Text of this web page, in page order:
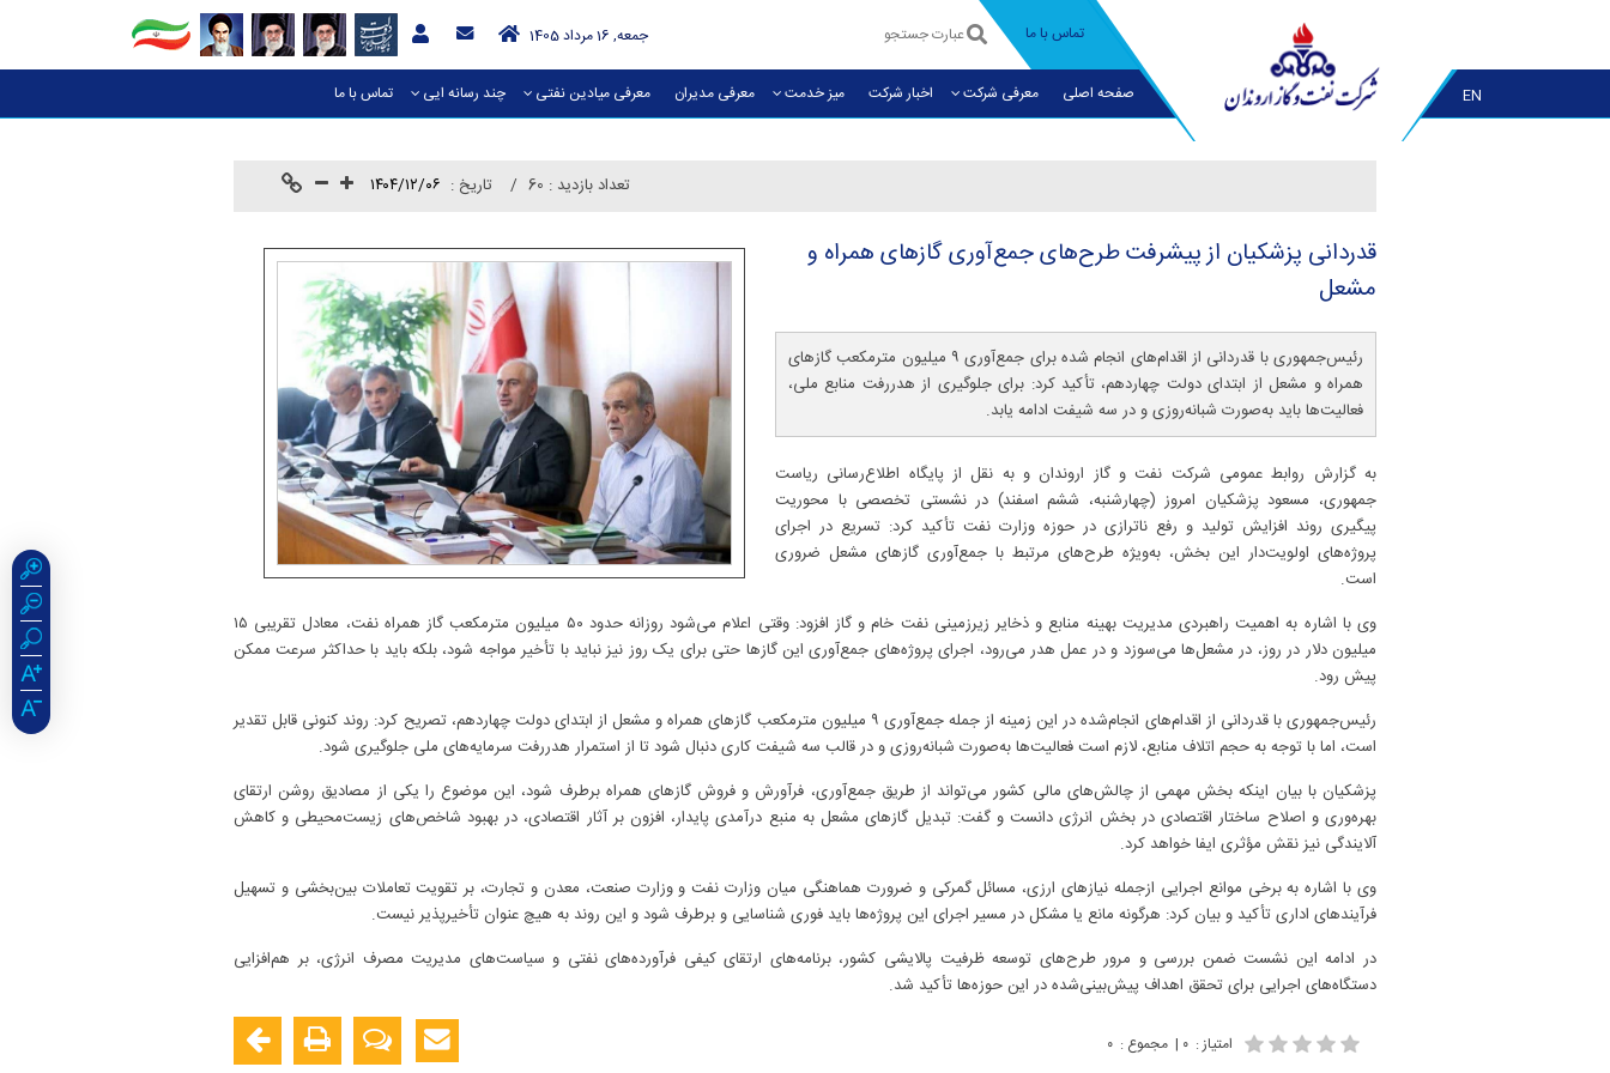
تماس با ما جمعه, 16 مرداد 1405
EN صفحه اصلی معرفی شرکت اخبار شرکت میز خدمت معرفی مديران معرفی میادین نفتی چند رسانه ایی تماس با ما
تاريخ : ۱۴۰۴/۱۲/۰۶ تعداد بازدید : 60
قدردانی پزشكیان از پیشرفت طرح‌های جمع‌آوری گازهای همراه و
مشعل
رئیس‌جمهوری با قدردانی از اقدام‌های انجام شده برای جمع‌آوری ۹ میلیون مترمکعب گازهای
همراه و مشعل از ابتدای دولت چهاردهم، تأکید کرد: برای جلوگیری از هدررفت منابع ملی،
فعالیت‌ها باید به‌صورت شبانه‌روزی و در سه شیفت ادامه یابد.
به گزارش روابط عمومی شرکت نفت و گاز اروندان و به نقل از پایگاه اطلاع‌رسانی ریاست
جمهوری، مسعود پزشکیان امروز (چهارشنبه، ششم اسفند) در نشستی تخصصی با محوریت
پیگیری روند افزایش تولید و رفع ناترازی در حوزه وزارت نفت تأکید کرد: تسریع در اجرای
پروژه‌های اولویت‌دار این بخش، به‌ویژه طرح‌های مرتبط با جمع‌آوری گازهای مشعل ضروری
است.
وی با اشاره به اهمیت راهبردی مدیریت بهینه منابع و ذخایر زیرزمینی نفت خام و گاز افزود: وقتی اعلام می‌شود روزانه حدود ۵۰ میلیون مترمکعب گاز همراه نفت، معادل تقریبی ۱۵
میلیون دلار در روز، در مشعل‌ها می‌سوزد و در عمل هدر می‌رود، اجرای پروژه‌های جمع‌آوری این گازها حتی برای یک روز نیز نباید با تأخیر مواجه شود، بلکه باید با حداکثر سرعت ممکن
پیش رود.
رئیس‌جمهوری با قدردانی از اقدام‌های انجام‌شده در این زمینه از جمله جمع‌آوری ۹ میلیون مترمکعب گازهای همراه و مشعل از ابتدای دولت چهاردهم، تصریح کرد: روند کنونی قابل تقدیر
است، اما با توجه به حجم اتلاف منابع، لازم است فعالیت‌ها به‌صورت شبانه‌روزی و در قالب سه شیفت کاری دنبال شود تا از استمرار هدررفت سرمایه‌های ملی جلوگیری شود.
پزشکیان با بیان اینکه بخش مهمی از چالش‌های مالی کشور می‌تواند از طریق جمع‌آوری، فرآورش و فروش گازهای همراه برطرف شود، این موضوع را یکی از مصادیق روشن ارتقای
بهره‌وری و اصلاح ساختار اقتصادی در بخش انرژی دانست و گفت: تبدیل گازهای مشعل به منبع درآمدی پایدار، افزون بر آثار اقتصادی، در بهبود شاخص‌های زیست‌محیطی و کاهش
آلایندگی نیز نقش مؤثری ایفا خواهد کرد.
وی با اشاره به برخی موانع اجرایی ازجمله نیازهای ارزی، مسائل گمرکی و ضرورت هماهنگی میان وزارت نفت و وزارت صنعت، معدن و تجارت، بر تقویت تعاملات بین‌بخشی و تسهیل
فرآیندهای اداری تأکید و بیان کرد: هرگونه مانع یا مشکل در مسیر اجرای این پروژه‌ها باید فوری شناسایی و برطرف شود و این روند به هیچ عنوان تأخیرپذیر نیست.
در ادامه این نشست ضمن بررسی و مرور طرح‌های توسعه ظرفیت پالایشی کشور، برنامه‌های ارتقای کیفی فرآورده‌های نفتی و سیاست‌های مدیریت مصرف انرژی، بر هم‌افزایی
دستگاه‌های اجرایی برای تحقق اهداف پیش‌بینی‌شده در این حوزه‌ها تأکید شد.
امتیاز: ۰ | مجموع : ۰